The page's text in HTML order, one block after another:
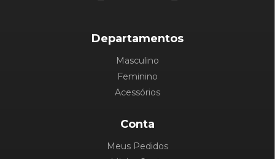
Departamentos
Masculino
Feminino
Acessórios
Conta
Meus Pedidos